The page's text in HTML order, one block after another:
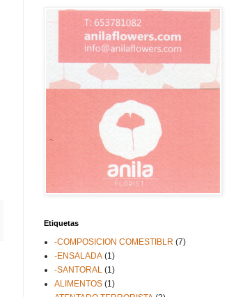
Etiquetas
-COMPOSICION COMESTIBLR (7)
-ENSALADA (1)
-SANTORAL (1)
ALIMENTOS (1)